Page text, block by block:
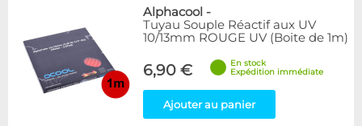
Alphacool -
Tuyau Souple Réactif aux UV
10/13mm ROUGE UV (Boite de 1m)
6,90 €
En stock
Expédition immédiate
Ajouter au panier